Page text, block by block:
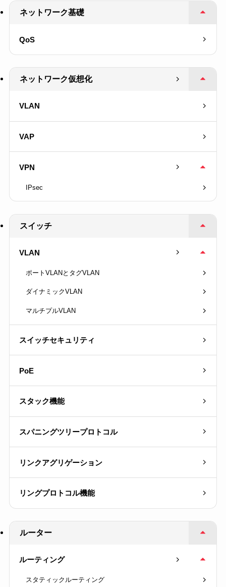
ネットワーク基礎
QoS
ネットワーク仮想化
VLAN
VAP
VPN
IPsec
スイッチ
VLAN
ポートVLANとタグVLAN
ダイナミックVLAN
マルチプルVLAN
スイッチセキュリティ
PoE
スタック機能
スパニングツリープロトコル
リンクアグリゲーション
リングプロトコル機能
ルーター
ルーティング
スタティックルーティング